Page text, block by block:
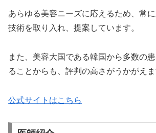
あらゆる美容ニーズに応えるため、常
技術を取り入れ、提案しています。
また、美容大国である韓国から多数の
ることからも、評判の高さがうかがえま
公式サイトはこちら